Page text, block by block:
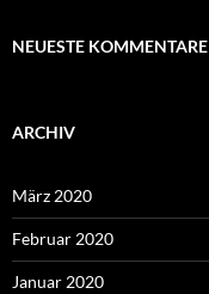
NEUESTE KOMMENTARE
ARCHIV
März 2020
Februar 2020
Januar 2020